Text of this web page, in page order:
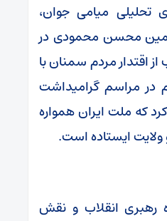
تحلیلی میامی جوان،
محسن محمودی در
اقتدار مردم سمنان با
در مراسم گرامیداشت
که ملت ایران همواره
ولایت ایستاده است.
رهبری انقلاب و نقش